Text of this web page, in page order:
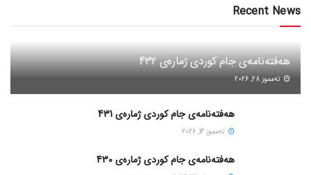
Recent News
هەفتەنامەی جام کوردی ژمارەی 432
ته‌مموز 28, 2026
هەفتەنامەی جام کوردی ژمارەی 431
ته‌مموز 14, 2026
هەفتەنامەی جام کوردی ژمارەی 430